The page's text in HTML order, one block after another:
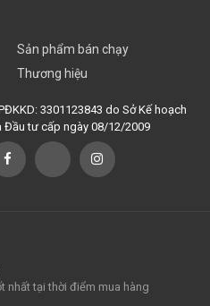
Sản phẩm bán chạy
Thương hiệu
3301123843 do Sở Kế hoạch
Đầu tư cấp ngày 08/12/2009
nhất tại thời điểm mua hàng